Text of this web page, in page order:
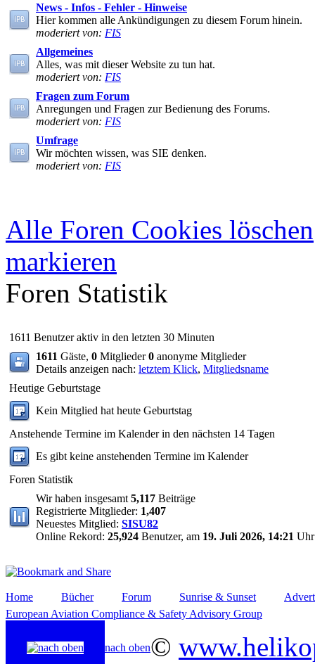
News - Infos - Fehler - Hinweise
Hier kommen alle Ankündigungen zu diesem Forum hinein.
moderiert von: FIS
Allgemeines
Alles, was mit dieser Website zu tun hat.
moderiert von: FIS
Fragen zum Forum
Anregungen und Fragen zur Bedienung des Forums.
moderiert von: FIS
Umfrage
Wir möchten wissen, was SIE denken.
moderiert von: FIS
Alle Foren Cookies löschen
markieren
Foren Statistik
1611 Benutzer aktiv in den letzten 30 Minuten
1611 Gäste, 0 Mitglieder0 anonyme Mitglieder
Details anzeigen nach: letztem Klick, Mitgliedsname
Heutige Geburtstage
Kein Mitglied hat heute Geburtstag
Anstehende Termine im Kalender in den nächsten 14 Tagen
Es gibt keine anstehenden Termine im Kalender
Foren Statistik
Wir haben insgesamt 5,117 Beiträge
Registrierte Mitglieder: 1,407
Neuestes Mitglied: SISU82
Online Rekord: 25,924 Benutzer, am 19. Juli 2026, 14:21 Uhr
Home Bücher Forum Sunrise & Sunset
European Aviation Compliance & Safety Advisory Group
nach oben©